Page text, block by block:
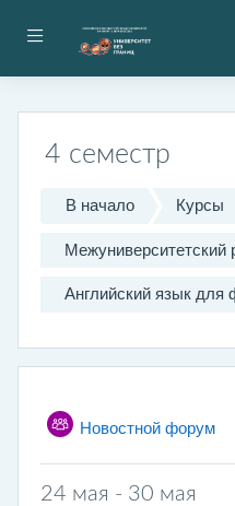
Боковая панель
4 семестр
В начало Курсы
Межуниверситетский
Английский язык для
Календарный план
ОбщееНовостной форум
24 мая - 30 мая